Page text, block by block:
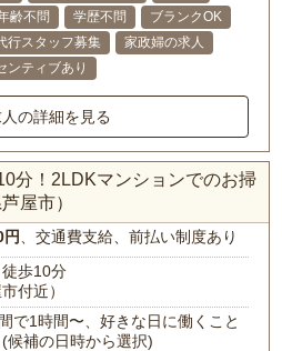
齢不問 学歴不問
ブランクOK
行スタッフ募集
家政婦の求人
ンティブあり
の詳細を見る
分！2LDKマンションでのお掃
屋市）
、交通費支給、前払い制度あり
歩10分
付近）
で1時間〜、好きな日に働くこと
候補の日時から選択)